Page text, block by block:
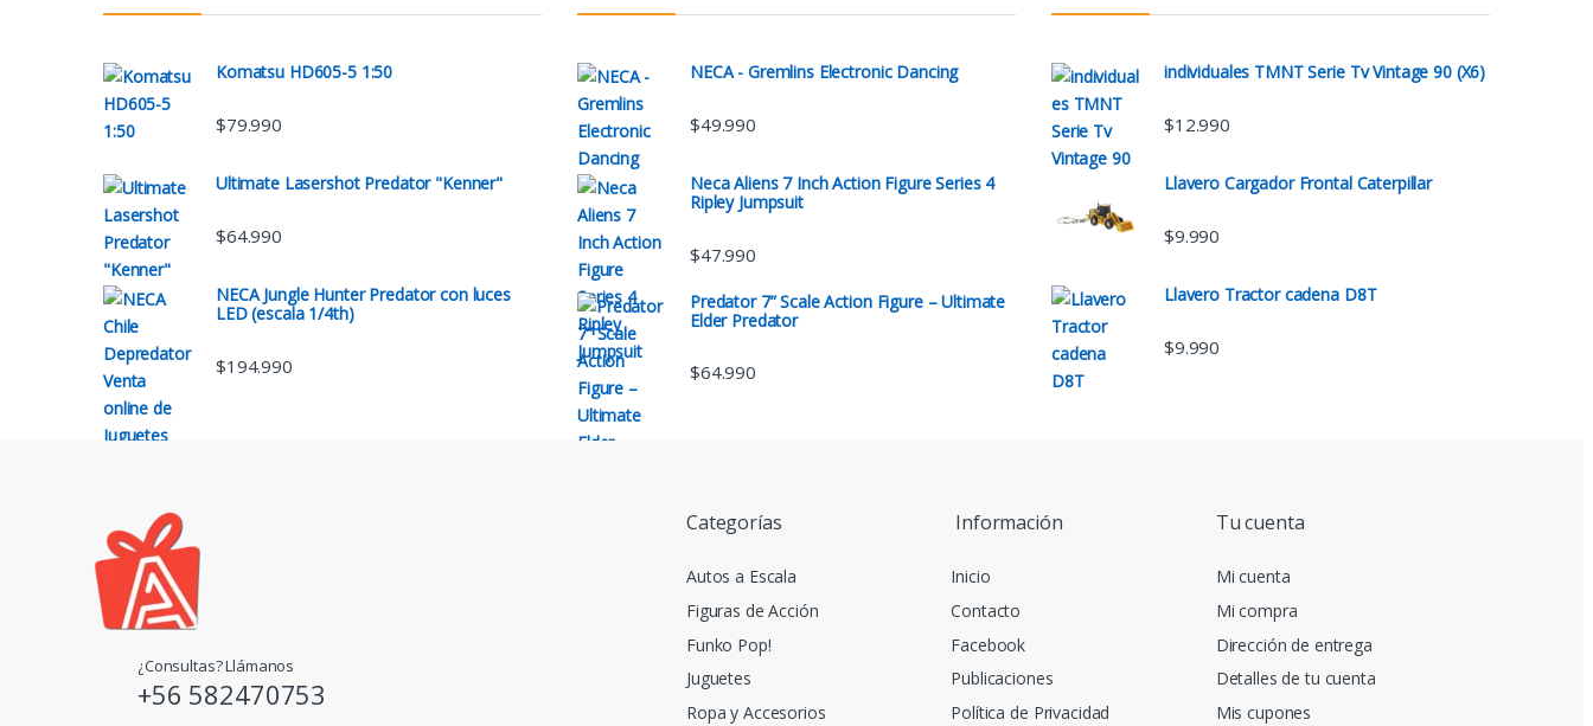
Komatsu HD605-5 1:50
$79.990
Ultimate Lasershot Predator "Kenner"
$64.990
NECA Jungle Hunter Predator con luces
LED (escala 1/4th)
$194.990
NECA - Gremlins Electronic Dancing
$49.990
Neca Aliens 7 Inch Action Figure Series 4
Ripley Jumpsuit
$47.990
Predator 7” Scale Action Figure – Ultimate
Elder Predator
$64.990
individuales TMNT Serie Tv Vintage 90 (X6)
$12.990
Llavero Cargador Frontal Caterpillar
$9.990
Llavero Tractor cadena D8T
$9.990
¿Consultas? Llámanos
+56 582470753
Categorías
Autos a Escala
Figuras de Acción
Funko Pop!
Juguetes
Ropa y Accesorios
Información
Inicio
Contacto
Facebook
Publicaciones
Política de Privacidad
Tu cuenta
Mi cuenta
Mi compra
Dirección de entrega
Detalles de tu cuenta
Mis cupones